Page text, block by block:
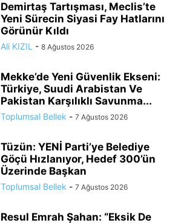
Demirtaş Tartışması, Meclis’te
Yeni Sürecin Siyasi Fay Hatlarını
Görünür Kıldı
Ali KIZIL - 8 Ağustos 2026
Mekke’de Yeni Güvenlik Ekseni:
Türkiye, Suudi Arabistan Ve
Pakistan Karşılıklı Savunma...
Toplumsal Bellek - 7 Ağustos 2026
Tüzün: YENİ Parti’ye Belediye
Göçü Hızlanıyor, Hedef 300’ün
Üzerinde Başkan
Toplumsal Bellek - 7 Ağustos 2026
Resul Emrah Şahan: “Eksik De